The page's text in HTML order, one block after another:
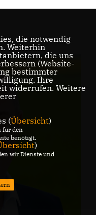
die notwendig
Weiterhin
die uns
(Website-
bestimmter
Ihre
widerrufen. Weitere
(Übersicht)
für den
benötigt.
)
wir Dienste und